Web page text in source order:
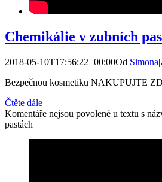
Chemikálie v zubních
2018-05-10T17:56:22+00:00Od Simona|
Bezpečnou kosmetiku NAKUPUJTE
Čtěte dále
Komentáře nejsou povolené u textu s
pastách